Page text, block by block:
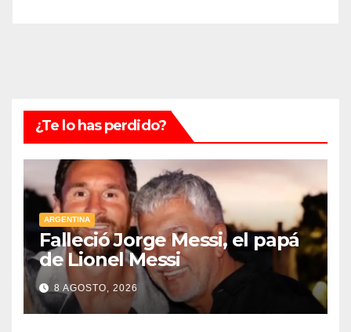
¿Te lo has perdido?
ARGENTINA
Falleció Jorge Messi, el papá
de Lionel Messi
8 AGOSTO, 2026